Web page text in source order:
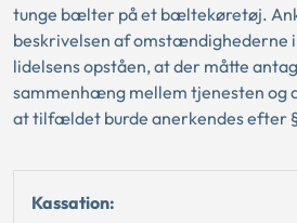
tunge bælter på et bæltekøretøj.
beskrivelsen af omstændighederne
lidelsens opståen, at der måtte
sammenhæng mellem tjenesten og
at tilfældet burde anerkendes efter
Kassation: